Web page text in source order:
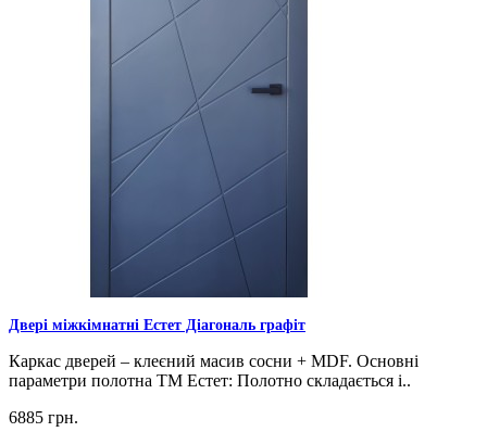
Двері міжкімнатні Естет Діагональ графіт
Каркас дверей – клеєний масив сосни + MDF. Основні
параметри полотна ТМ Естет: Полотно складається і..
6885 грн.